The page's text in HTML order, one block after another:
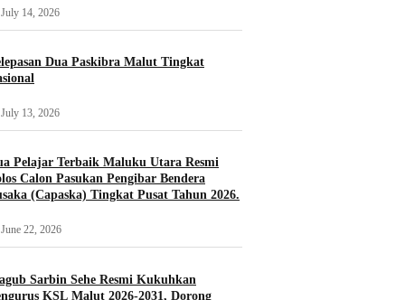
July 14, 2026
Dua Paskibra Malut Tingkat
July 13, 2026
Pelajar Terbaik Maluku Utara Resmi
Calon Pasukan Pengibar Bendera
(Capaska) Tingkat Pusat Tahun 2026.
June 22, 2026
Sarbin Sehe Resmi Kukuhkan
KSL Malut 2026-2031, Dorong